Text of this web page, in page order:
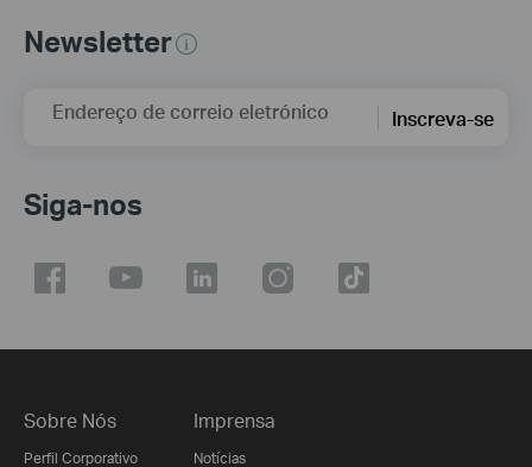
Newsletter
Endereço de correio eletrónico Inscreva-se
Siga-nos
Sobre Nós
Perfil Corporativo
Imprensa
Notícias